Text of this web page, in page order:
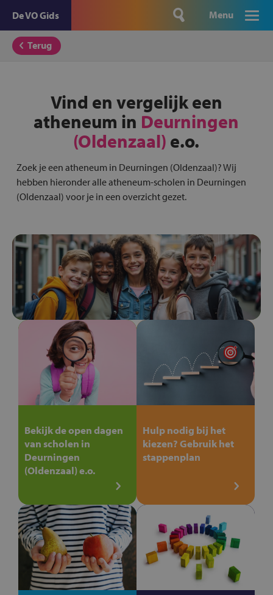
De VO Gids Menu
Terug
Vind en vergelijk een
atheneum in Deurningen
(Oldenzaal) e.o.
Zoek je een atheneum in Deurningen (Oldenzaal)? Wij
hebben hieronder alle atheneum-scholen in Deurningen
(Oldenzaal) voor je in een overzicht gezet.
Bekijk de open dagen
van scholen in
Deurningen
(Oldenzaal) e.o.
Hulp nodig bij het
kiezen? Gebruik het
stappenplan